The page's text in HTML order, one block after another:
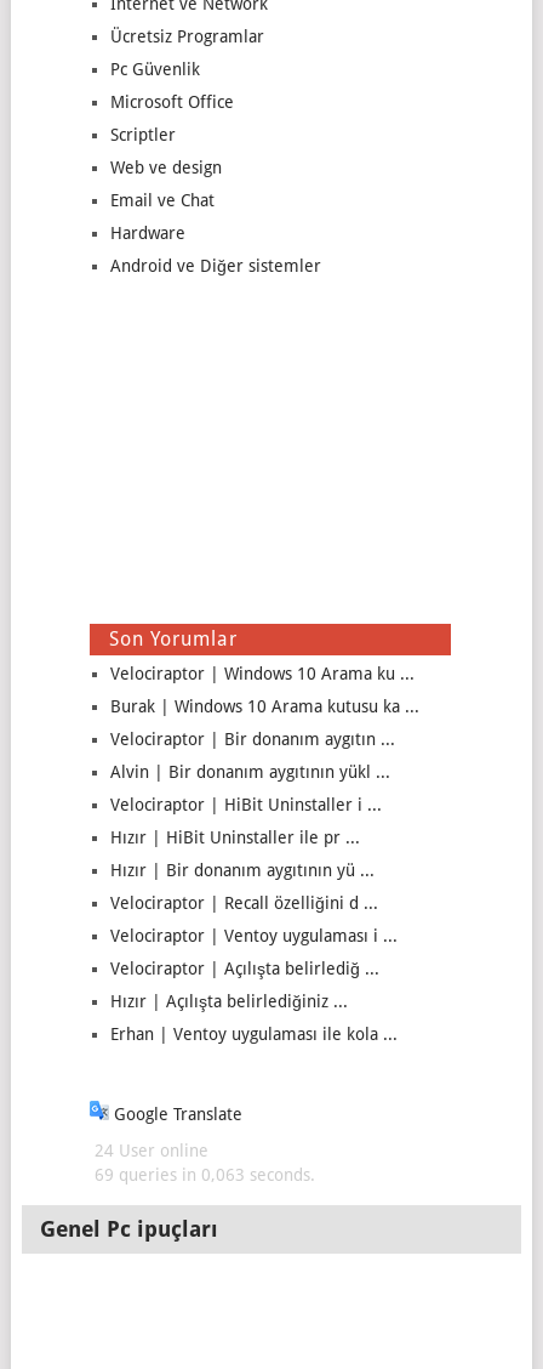
Ücretsiz Programlar
Pc Güvenlik
Microsoft Office
Scriptler
Web ve design
Email ve Chat
Hardware
Android ve Diğer sistemler
Son Yorumlar
Velociraptor | Windows 10 Arama ku ...
Burak | Windows 10 Arama kutusu ka ...
Velociraptor | Bir donanım aygıtın ...
Alvin | Bir donanım aygıtının yükl ...
Velociraptor | HiBit Uninstaller i ...
Hızır | HiBit Uninstaller ile pr ...
Hızır | Bir donanım aygıtının yü ...
Velociraptor | Recall özelliğini d ...
Velociraptor | Ventoy uygulaması i ...
Velociraptor | Açılışta belirlediğ ...
Hızır | Açılışta belirlediğiniz ...
Erhan | Ventoy uygulaması ile kola ...
Google Translate
24 User online
69 queries in 0,063 seconds.
Genel Pc ipuçları